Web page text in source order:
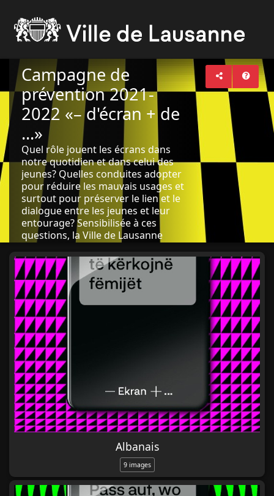
Campagne de
prévention 2021-
2022 «– d'écran + de
...»
Quel rôle jouent les écrans dans
notre quotidien et dans celui des
jeunes? Quelles conduites adopter
pour réduire les mauvais usages et
surtout pour préserver le lien et le
dialogue entre les jeunes et leur
entourage? Sensibilisée à ces
questions, la Ville de Lausanne
d'écran, + de ...» destinée
prioritairement aux jeunes et à leur
entourage, plus largement à la
population.
Albanais
9 images